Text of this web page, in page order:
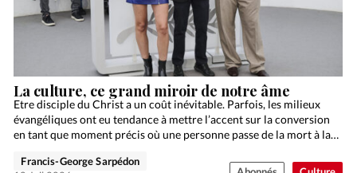
La culture, ce grand miroir de notre âme
Etre disciple du Christ a un coût inévitable. Parfois, les milieux
évangéliques ont eu tendance à mettre l’accent sur la conversion
en tant que moment précis où une personne passe de la mort à la…
Francis-George Sarpédon